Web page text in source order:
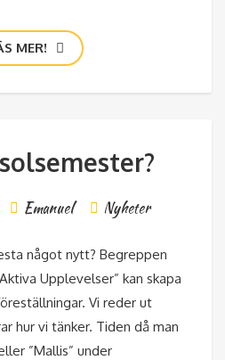
MER!
Emanuel Nyheter
något nytt? Begreppen
Upplevelser” kan skapa
Vi reder ut
hur vi tänker. Tiden då man
”Mallis” under